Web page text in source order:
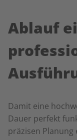
Ablauf
Damit eine
Dauer perfekt
präzisen Planung